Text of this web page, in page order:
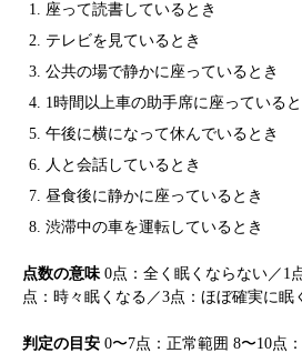
座って読書しているとき
テレビを見ているとき
公共の場で静かに座っているとき
1時間以上車の助手席に座っていると
午後に横になって休んでいるとき
人と会話しているとき
昼食後に静かに座っているとき
渋滞中の車を運転しているとき
点数の意味0点：全く眠くならない／1
点：時々眠くなる／3点：ほぼ確実に眠
判定の目安 0〜7点：正常範囲 8〜10点